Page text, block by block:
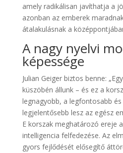
amely radikálisan javíthatja a
azonban az emberek
átalakulásnak a
A nagy nyelvi
képessége
Julian Geiger biztos benne:
küszöbén állunk – és ez a
legnagyobb, a legfontosabb és
legjelentősebb lesz az egész
E korszak meghatározó ereje
intelligencia felfedezése. Az
gyors fejlődését elősegítő